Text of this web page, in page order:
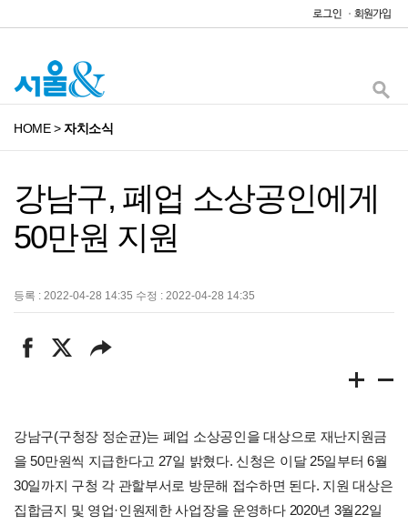
HOME>자치소식
강남구, 폐업 소상공인에게
50만원 지원
등록 : 2022-04-28 14:35 수정 : 2022-04-28 14:35
강남구(구청장 정순균)는 폐업 소상공인을 대상으로 재난지원금
을 50만원씩 지급한다고 27일 밝혔다. 신청은 이달 25일부터 6월
30일까지 구청 각 관할부서로 방문해 접수하면 된다. 지원 대상은
집합금지 및 영업·인원제한 사업장을 운영하다 2020년 3월22일